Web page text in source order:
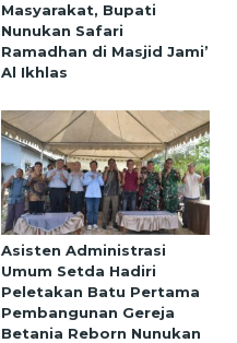
Masyarakat, Bupati
Nunukan Safari
Ramadhan di Masjid Jami’
Al Ikhlas
Asisten Administrasi
Umum Setda Hadiri
Peletakan Batu Pertama
Pembangunan Gereja
Betania Reborn Nunukan